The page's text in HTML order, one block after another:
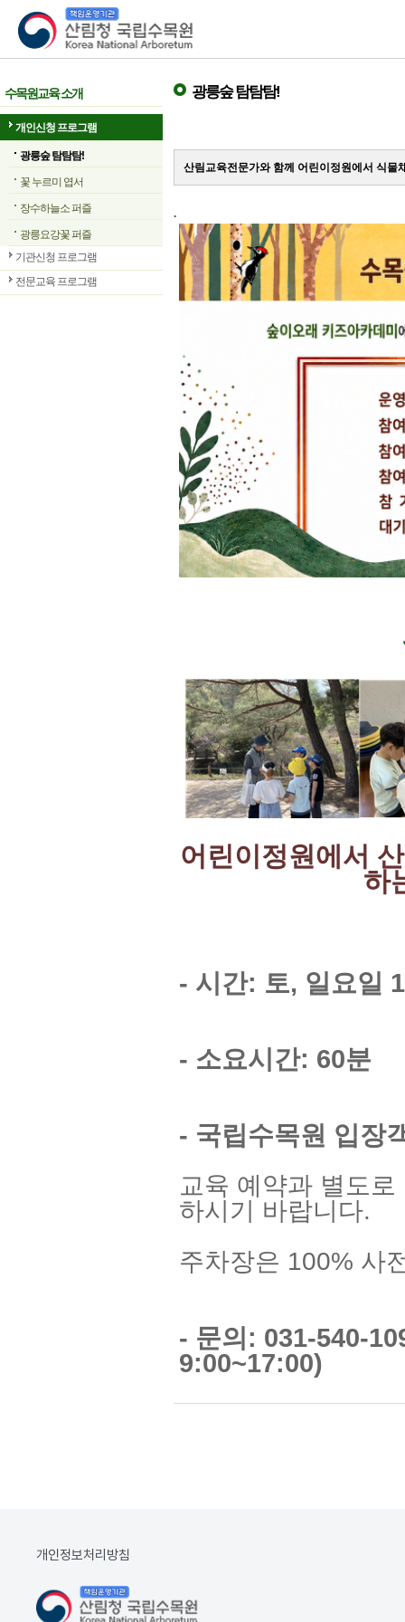
산림청 국립수목원
수목원교육 소개
개인신청 프로그램
광릉숲 탐탐탐!
꽃 누르미 엽서
장수하늘소 퍼즐
광릉요강꽃 퍼즐
기관신청 프로그램
전문교육 프로그램
광릉숲 탐탐탐!
산림교육전문가와 함께 어린이정원에서 식물
.
어린이정원에서
하
- 시간: 토, 일요일
- 소요시간: 60분
- 국립수목원 입장
교육 예약과 별도
하시기 바랍니다.
주차장은 100% 사
- 문의: 031-540-
9:00~17:00)
개인정보처리방침